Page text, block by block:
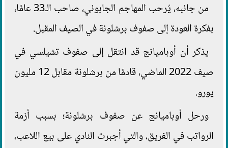
من جانبه، يُرحب المهاجم الجابوني، صاحب الـ33 عامًا،
بفكرة العودة إلى صفوف برشلونة في الصيف المقبل.
يذكر أن أوباميانج قد انتقل إلى صفوف تشيلسي في
صيف 2022 الماضي، قادمًا من برشلونة مقابل 12 مليون
يورو.
ورحل أوباميانج عن صفوف برشلونة؛ بسبب أزمة
الرواتب في الفريق، والتي أجبرت النادي على بيع اللاعب،